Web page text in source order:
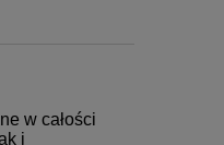
w całości
i